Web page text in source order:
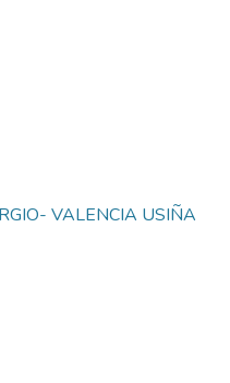
VALENCIA USIÑA